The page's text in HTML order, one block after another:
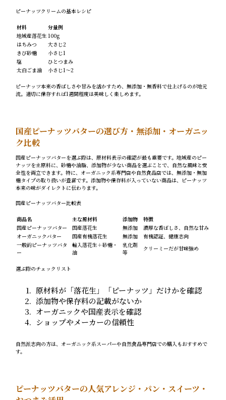
ピーナッツクリームの基本レシピ
材料
分量例
地域産落花生 100g
はちみつ
大さじ2
きび砂糖
小さじ1
塩
ひとつまみ
太白ごま油
小さじ1〜2
ピーナッツ本来の香ばしさや甘みを活かすため、無添加・無香料で仕上げるのが地元
流。適切に保存すれば1週間程度は美味しく楽しめます。
国産ピーナッツバターの選び方・無添加・オーガニッ
ク比較
国産ピーナッツバターを選ぶ際は、原材料表示の確認が最も重要です。地域産のピー
ナッツを主原料に、砂糖や油脂、添加物が少ない商品を選ぶことで、自然な風味と安
全性を両立できます。特に、オーガニック系専門店や自然食品店では、無添加・無加
糖タイプの取り扱いが豊富です。添加物や保存料が入っていない商品は、ピーナッツ
本来の味がダイレクトに伝わります。
国産ピーナッツバター比較表
商品名 主な原材料 添加物
特徴
国産ピーナッツバター
国産落花生 無添加
濃厚な香ばしさ、自然な甘み
オーガニックバター
国産有機落花生 無添加
有機認証、健康志向
一般的ピーナッツバタ
ー
輸入落花生＋砂糖・
油
乳化剤
等
クリーミーだが甘味強め
選ぶ際のチェックリスト
原材料が「落花生」「ピーナッツ」だけかを確認
添加物や保存料の記載がないか
オーガニックや国産表示を確認
ショップやメーカーの信頼性
自然派志向の方は、オーガニック系スーパーや自然食品専門店での購入もおすすめで
す。
ピーナッツバターの人気アレンジ・パン・スイーツ・